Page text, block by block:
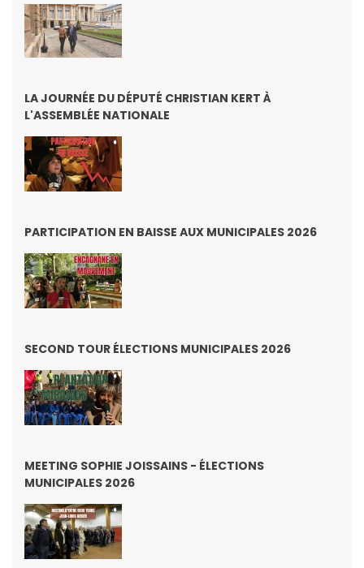
LA JOURNÉE DU DÉPUTÉ CHRISTIAN KERT À
L'ASSEMBLÉE NATIONALE
PARTICIPATION EN BAISSE AUX MUNICIPALES 2026
SECOND TOUR ÉLECTIONS MUNICIPALES 2026
MEETING SOPHIE JOISSAINS - ÉLECTIONS
MUNICIPALES 2026